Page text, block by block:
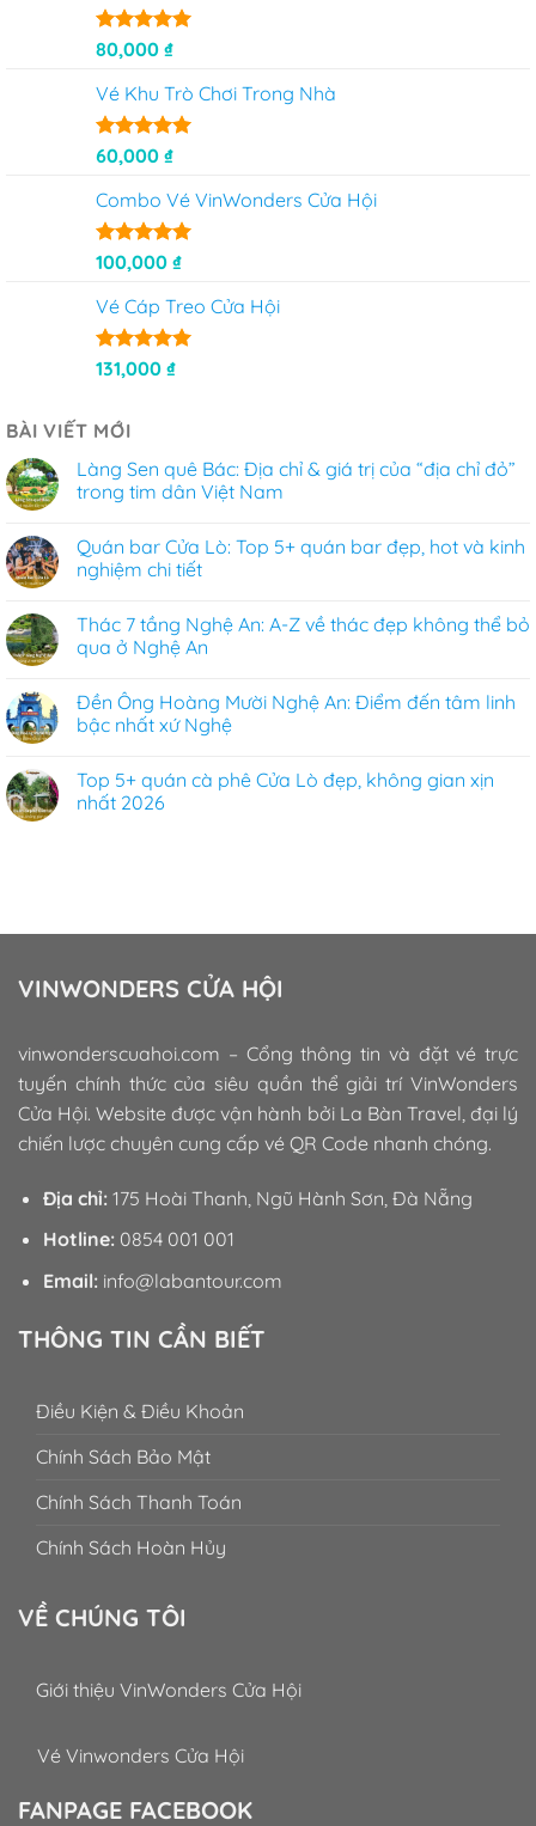
Được xếp
hạng
sao
80,000 ₫
Vé Khu Trò Chơi Trong Nhà
Được xếp
hạng
sao
60,000 ₫
Combo Vé VinWonders Cửa Hội
Được xếp
hạng
sao
100,000 ₫
Vé Cáp Treo Cửa Hội
Được xếp
hạng
131,000 ₫
BÀI VIẾT MỚI
Làng Sen quê Bác: Địa chỉ & giá trị của “địa chỉ đỏ”
trong tim dân Việt Nam
Quán bar Cửa Lò: Top 5+ quán bar đẹp, hot và kinh
nghiệm chi tiết
Thác 7 tầng Nghệ An: A-Z về thác đẹp không thể bỏ
qua ở Nghệ An
Đền Ông Hoàng Mười Nghệ An: Điểm đến tâm linh
bậc nhất xứ Nghệ
Top 5+ quán cà phê Cửa Lò đẹp, không gian xịn
nhất 2026
VINWONDERS CỬA HỘI
vinwonderscuahoi.com – Cổng thông tin và đặt vé trực
tuyến chính thức của siêu quần thể giải trí VinWonders
Cửa Hội. Website được vận hành bởi La Bàn Travel, đại lý
chiến lược chuyên cung cấp vé QR Code nhanh chóng.
Địa chỉ:175 Hoài Thanh, Ngũ Hành Sơn, Đà Nẵng
Hotline: 0854 001 001
Email:info@labantour.com
THÔNG TIN CẦN BIẾT
Điều Kiện & Điều Khoản
Chính Sách Bảo Mật
Chính Sách Thanh Toán
Chính Sách Hoàn Hủy
VỀ CHÚNG TÔI
Giới thiệu VinWonders Cửa Hội
Vé Vinwonders Cửa Hội
FANPAGE FACEBOOK